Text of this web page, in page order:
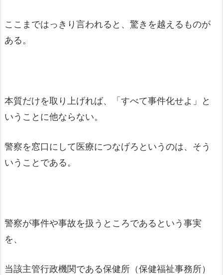
ここまではっきり言われると、驚きを越えるものが
ある。
本質だけを取り上げれば、「すべて事件化せよ」と
いうことに他ならない。
警察を窓口にして医療につなげろというのは、そう
いうことである。
警察が事件や事故を扱うところであるという事実
を、
当該主管行政機関である保健所（保健福祉事務所）